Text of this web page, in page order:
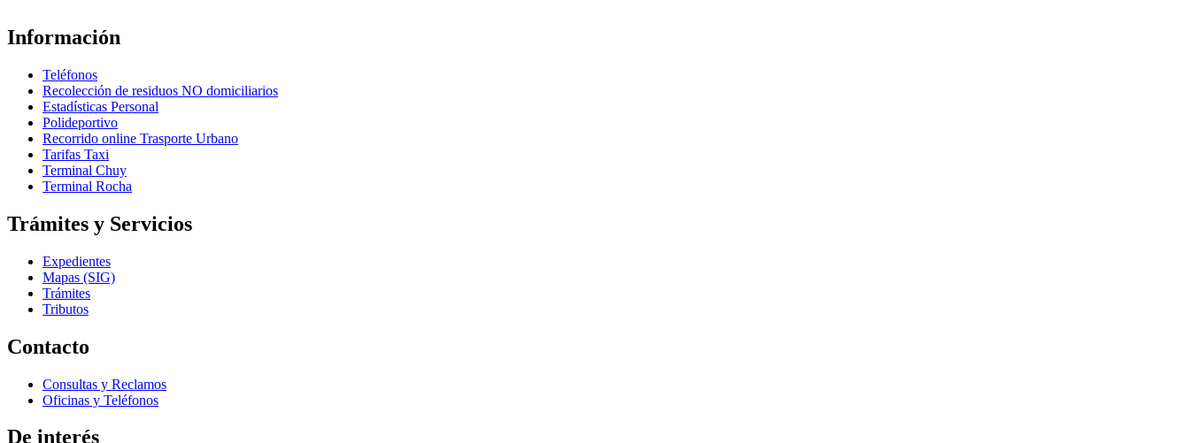
Información
Teléfonos
Recolección de residuos NO domiciliarios
Estadísticas Personal
Polideportivo
Recorrido online Trasporte Urbano
Tarifas Taxi
Terminal Chuy
Terminal Rocha
Trámites y Servicios
Expedientes
Mapas (SIG)
Trámites
Tributos
Contacto
Consultas y Reclamos
Oficinas y Teléfonos
De interés